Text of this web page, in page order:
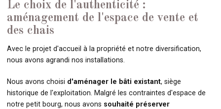
Le choix de l'authenticité :
aménagement de l'espace de vente et
des chais
Avec le projet d'accueil à la propriété et notre diversification,
nous avons agrandi nos installations.
Nous avons choisi d'aménager le bâti existant, siège
historique de l'exploitation. Malgré les contraintes d'espace de
notre petit bourg, nous avons souhaité préserver